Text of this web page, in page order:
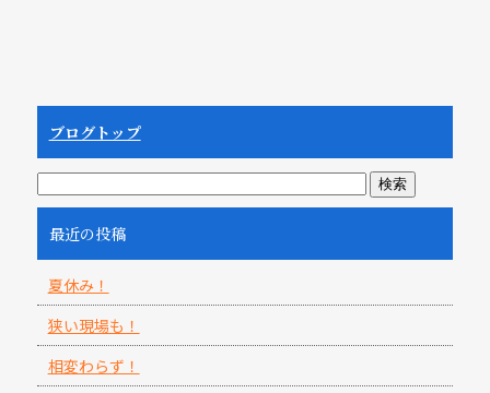
ブログトップ
最近の投稿
夏休み！
狭い現場も！
相変わらず！